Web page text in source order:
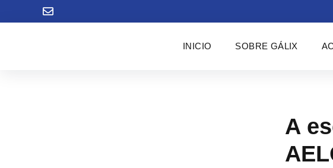
INICIO SOBRE GÁLIX
A